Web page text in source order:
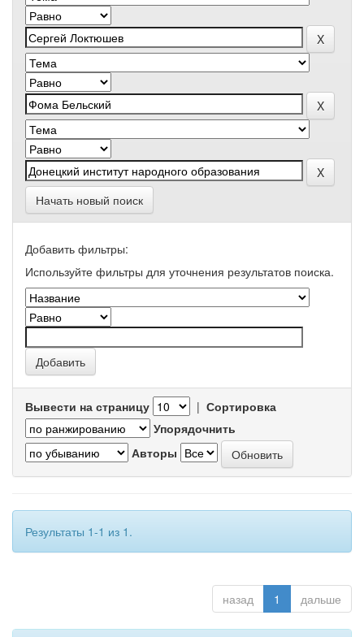
Начать новый поиск
Добавить фильтры:
Используйте фильтры для уточнения результатов поиска.
Вывести на страницу | Сортировка
Упорядочнить
Авторы
Результаты 1-1 из 1.
назад 1 дальше